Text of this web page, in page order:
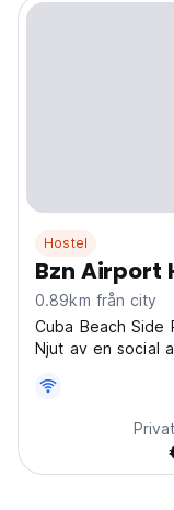
Hostel
Bzn Airport
0.89km från city
Cuba Beach Side
Njut av en social
(Auto-translated